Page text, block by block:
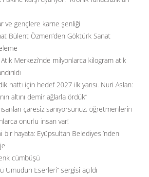
ve gençlere karne şenliği
Bülent Özmen’den Göktürk Sanat
Atık Merkezi’nde milyonlarca kilogram atık
hattı için hedef 2027 ilk yarısı. Nuri Aslan:
altını demir ağlarla ördük”
çaresiz sanıyorsunuz, öğretmenlerin
onurlu insan var!
bir hayata: Eyüpsultan Belediyesi’nden
cümbüşü
Umudun Eserleri” sergisi açıldı